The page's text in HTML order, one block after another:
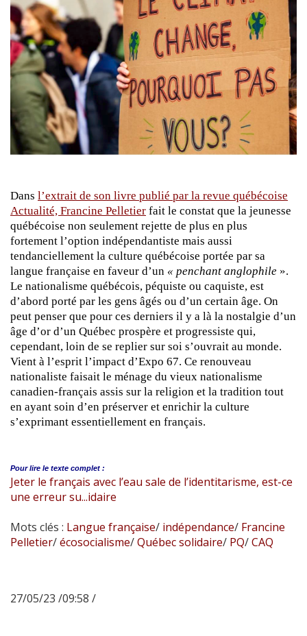
Dans l’extrait de son livre publié par la revue québécoise
Actualité, Francine Pelletier fait le constat que la jeunesse
québécoise non seulement rejette de plus en plus
fortement l’option indépendantiste mais aussi
tendanciellement la culture québécoise portée par sa
langue française en faveur d’un « penchant anglophile ».
Le nationalisme québécois, péquiste ou caquiste, est
d’abord porté par les gens âgés ou d’un certain âge. On
peut penser que pour ces derniers il y a là la nostalgie d’un
âge d’or d’un Québec prospère et progressiste qui,
cependant, loin de se replier sur soi s’ouvrait au monde.
Vient à l’esprit l’impact d’Expo 67. Ce renouveau
nationaliste faisait le ménage du vieux nationalisme
canadien-français assis sur la religion et la tradition tout
en ayant soin d’en préserver et enrichir la culture
s’exprimant essentiellement en français.
Pour lire le texte complet :
Jeter le français avec l’eau sale de l’identitarisme, est-ce
une erreur su...idaire
Mots clés : Langue française/ indépendance/ Francine
Pelletier/écosocialisme/Québec solidaire/ PQ/CAQ
27/05/23 /09:58 /